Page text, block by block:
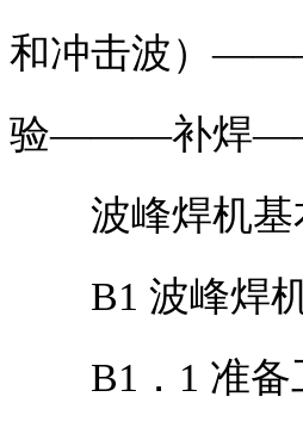
和冲击波）
验———补焊
波峰焊机基
B1 波峰焊机
B1．1 准备